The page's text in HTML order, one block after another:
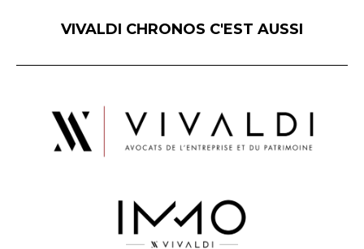
VIVALDI CHRONOS C'EST AUSSI